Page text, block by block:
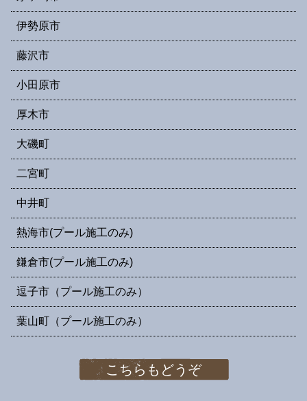
伊勢原市
藤沢市
小田原市
厚木市
大磯町
二宮町
中井町
熱海市(プール施工のみ)
鎌倉市(プール施工のみ)
逗子市（プール施工のみ）
葉山町（プール施工のみ）
こちらもどうぞ